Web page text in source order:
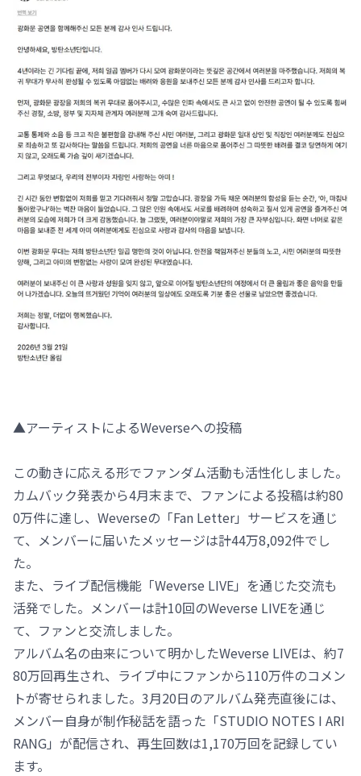
▲アーティストによるWeverseへの投稿
この動きに応える形でファンダム活動も活性化しました。
カムバック発表から4月末まで、ファンによる投稿は約80
0万件に達し、Weverseの「Fan Letter」サービスを通じ
て、メンバーに届いたメッセージは計44万8,092件でし
た。
また、ライブ配信機能「Weverse LIVE」を通じた交流も
活発でした。メンバーは計10回のWeverse LIVEを通じ
て、ファンと交流しました。
アルバム名の由来について明かしたWeverse LIVEは、約7
80万回再生され、ライブ中にファンから110万件のコメン
トが寄せられました。3月20日のアルバム発売直後には、
メンバー自身が制作秘話を語った「STUDIO NOTES I ARI
RANG」が配信され、再生回数は1,170万回を記録してい
ます。